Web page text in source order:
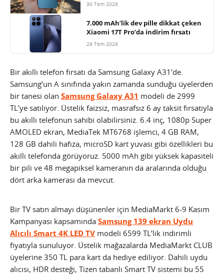
30 Tem 2026
7.000 mAh’lik dev pille dikkat çeken
Xiaomi 17T Pro’da indirim fırsatı
29 Tem 2026
Bir akıllı telefon fırsatı da Samsung Galaxy A31’de.
Samsung’un A sınıfında yakın zamanda sunduğu üyelerden
bir tanesi olan Samsung Galaxy A31 modeli de 2999
TL’ye satılıyor. Üstelik faizsiz, masrafsız 6 ay taksit fırsatıyla
bu akıllı telefonun sahibi olabilirsiniz. 6.4 inç, 1080p Super
AMOLED ekran, MediaTek MT6768 işlemci, 4 GB RAM,
128 GB dahili hafıza, microSD kart yuvası gibi özellikleri bu
akıllı telefonda görüyoruz. 5000 mAh gibi yüksek kapasiteli
bir pili ve 48 megapiksel kameranın da aralarında olduğu
dört arka kamerası da mevcut.
Bir TV satın almayı düşünenler için MediaMarkt 6-9 Kasım
Kampanyası kapsamında Samsung 139 ekran Uydu
Alıcılı Smart 4K LED TV modeli 6599 TL’lik indirimli
fiyatıyla sunuluyor. Üstelik mağazalarda MediaMarkt CLUB
üyelerine 350 TL para kart da hediye ediliyor. Dahili uydu
alıcısı, HDR desteği, Tizen tabanlı Smart TV sistemi bu 55